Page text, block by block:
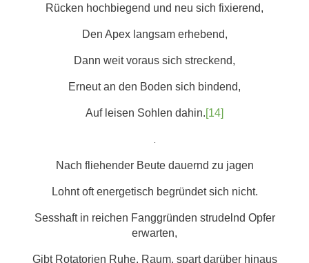
Rücken hochbiegend und neu sich fixierend,
Den Apex langsam erhebend,
Dann weit voraus sich streckend,
Erneut an den Boden sich bindend,
Auf leisen Sohlen dahin.[14]
Nach fliehender Beute dauernd zu jagen
Lohnt oft energetisch begründet sich nicht.
Sesshaft in reichen Fanggründen strudelnd Opfer
erwarten,
Gibt Rotatorien Ruhe, Raum, spart darüber hinaus